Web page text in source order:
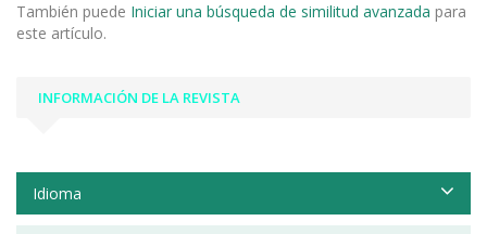
También puede Iniciar una búsqueda de similitud avanzada para
este artículo.
INFORMACIÓN DE LA REVISTA
Idioma